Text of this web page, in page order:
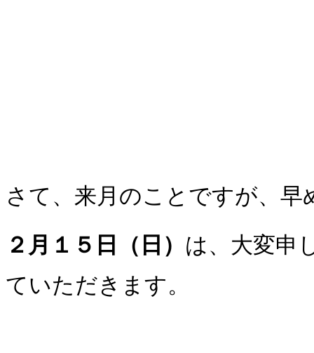
さて、来月のことですが、
２月１５日（日） は、大変申
ていただきます。